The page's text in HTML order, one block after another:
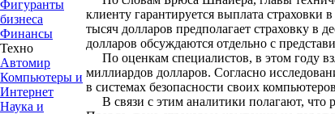
Фигуранты
бизнеса
Финансы
Техно
Автомир
Компьютеры и
Интернет
Наука и
клиенту гарантируется выплата
тысяч долларов предполагает страховку в
долларов обсуждаются отдельно с
По оценкам специалистов, в этом году
миллиардов долларов. Согласно
в системах безопасности своих
В связи с этим аналитики полагают, что